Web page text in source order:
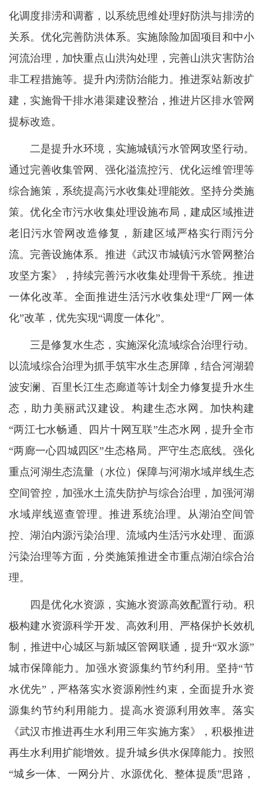
化调度排涝和调蓄，以系统思维处理好防洪与排涝的
关系。优化完善防洪体系。实施除险加固项目和中小
河流治理，加快重点山洪沟处理，完善山洪灾害防治
非工程措施等。提升内涝防治能力。推进泵站新改扩
建，实施骨干排水港渠建设整治，推进片区排水管网
提标改造。
二是提升水环境，实施城镇污水管网攻坚行动。
通过完善收集管网、强化溢流控污、优化运维管理等
综合施策，系统提高污水收集处理能效。坚持分类施
策。优化全市污水收集处理设施布局，建成区域推进
老旧污水管网改造修复，新建区域严格实行雨污分
流。完善设施体系。推进《武汉市城镇污水管网整治
攻坚方案》，持续完善污水收集处理骨干系统。推进
一体化改革。全面推进生活污水收集处理“厂网一体
化”改革，优先实现“调度一体化”。
三是修复水生态，实施深化流域综合治理行动。
以流域综合治理为抓手筑牢水生态屏障，结合河湖碧
波安澜、百里长江生态廊道等计划全力修复提升水生
态，助力美丽武汉建设。构建生态水网。加快构建
“两江七水畅通、四片十网互联”生态水网，提升全市
“两廊一心四城四区”生态格局。严守生态底线。强化
重点河湖生态流量（水位）保障与河湖水域岸线生态
空间管控，加强水土流失防护与综合治理，加强河湖
水域岸线巡查管理。推进系统治理。从湖泊空间管
控、湖泊内源污染治理、流域内生活污水处理、面源
污染治理等方面，分类施策推进全市重点湖泊综合治
理。
四是优化水资源，实施水资源高效配置行动。积
极构建水资源科学开发、高效利用、严格保护长效机
制，推进中心城区与新城区管网联通，提升“双水源”
城市保障能力。加强水资源集约节约利用。坚持“节
水优先”，严格落实水资源刚性约束，全面提升水资
源集约节约利用能力。提高水资源利用效率。落实
《武汉市推进再生水利用三年实施方案》，积极推进
再生水利用扩能增效。提升城乡供水保障能力。按照
“城乡一体、一网分片、水源优化、整体提质”思路，